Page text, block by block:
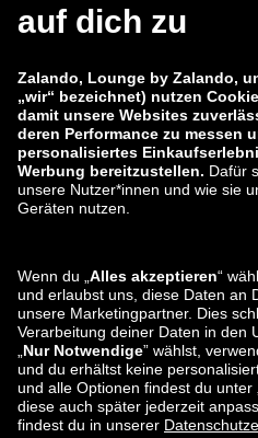
zalando-lounge.co.uk
zalando-prive.es
zalando-lounge.lt
zalando-lounge.ro
zalando-lounge.lu
zalando-lounge.lv
Sie finden uns